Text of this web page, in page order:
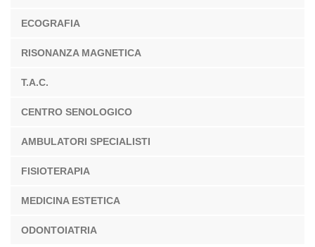
ECOGRAFIA
RISONANZA MAGNETICA
T.A.C.
CENTRO SENOLOGICO
AMBULATORI SPECIALISTI
FISIOTERAPIA
MEDICINA ESTETICA
ODONTOIATRIA